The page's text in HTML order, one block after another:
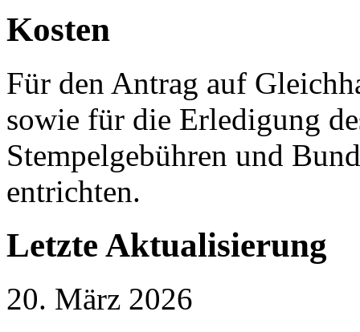
Kosten
Für den Antrag auf
sowie für die Erledigung
Stempelgebühren und
entrichten.
Letzte Aktualisierung
20. März 2026